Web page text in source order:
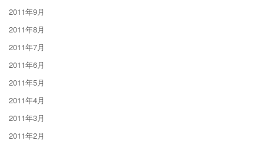
2011年9月
2011年8月
2011年7月
2011年6月
2011年5月
2011年4月
2011年3月
2011年2月